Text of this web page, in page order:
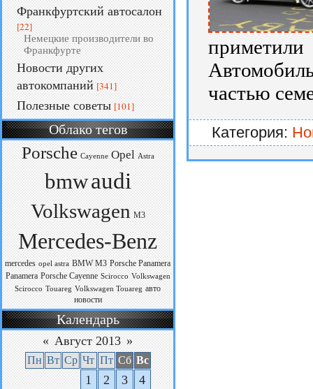
Франкфуртский автосалон
[22]
Немецкие производители во
Франкфурте
Новости других
автокомпаний [341]
Полезные советы [101]
Облако тегов
Porsche Cayenne Opel Astra
bmwaudi
Volkswagen M3
Mercedes-Benz
mercedes opel astra BMW M3 Porsche Panamera
Panamera Porsche Cayenne Scirocco Volkswagen
Scirocco Touareg Volkswagen Touareg авто
новости
Календарь
« Август 2013 »
Пн Вт Ср Чт Пт Сб Вс
1 2 3
4
частью
Категория: